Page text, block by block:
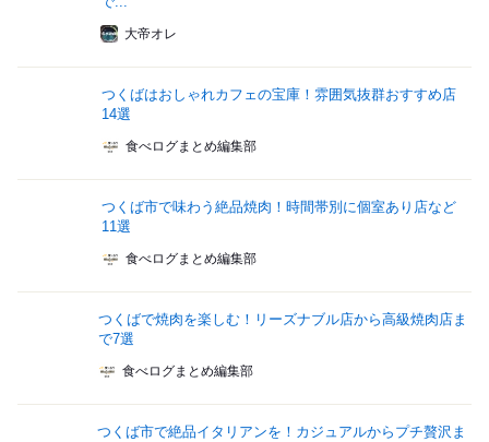
大帝オレ
つくばはおしゃれカフェの宝庫！雰囲気抜群おすすめ店
14選
食べログまとめ編集部
つくば市で味わう絶品焼肉！時間帯別に個室あり店など
11選
食べログまとめ編集部
つくばで焼肉を楽しむ！リーズナブル店から高級焼肉店ま
で7選
食べログまとめ編集部
つくば市で絶品イタリアンを！カジュアルからプチ贅沢ま